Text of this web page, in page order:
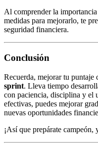
Al comprender la
medidas para mejorarlo, te
seguridad financiera.
Conclusión
Recuerda, mejorar tu puntaje
sprint. Lleva tiempo
con paciencia, disciplina y el
efectivas, puedes mejorar
nuevas oportunidades
¡Así que prepárate campeón,